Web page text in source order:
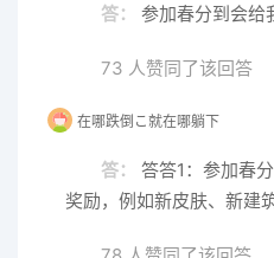
答： 参加春分到会给
73 人赞同了该回答
在哪跌倒こ就在哪躺下
答：
答答1：参加春
奖励，例如新皮肤、新建